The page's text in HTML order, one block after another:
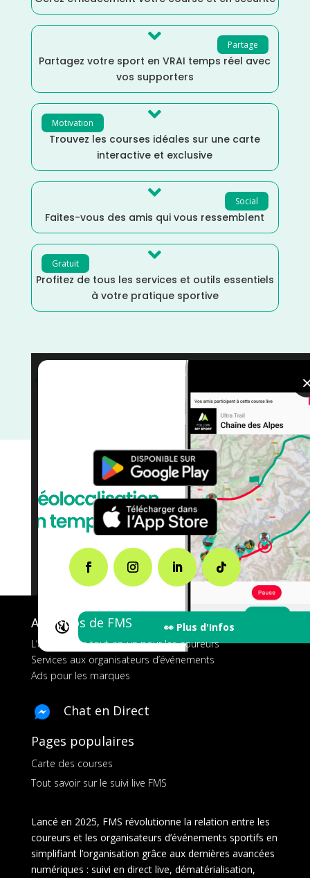
Partage

Partagez votre sport en VRAI temps réel avec
vos supporters
Motivation 
Trouvez les courses idéales sur une carte
interactive et exclusive
Social

Faites-vous des amis qui vous ressemblent
Gratuit 
Profitez de tous les services et outils essentiels
à votre pratique sportive
🔇 👀 Plus d'Infos
Trail
Distance Semi/Distance
Dénivelé Moyen
Dénivelé Faible /courses
A propos de FMS
L’application tout-en-un pour les coureurs
Services aux organisateurs d’événements
Ads pour les marques
Chat en Direct
Pages populaires
Carte des courses
Tout savoir sur le suivi live FMS
Lancé en 2025, FMS révolutionne la relation entre les
coureurs et les organisateurs d’événements sportifs en
simplifiant l’organisation grâce aux dernières avancées
numériques : suivi en direct live, dématérialisation,